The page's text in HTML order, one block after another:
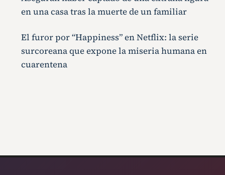
en una casa tras la muerte de un familiar
El furor por “Happiness” en Netflix: la serie
surcoreana que expone la miseria humana en
cuarentena